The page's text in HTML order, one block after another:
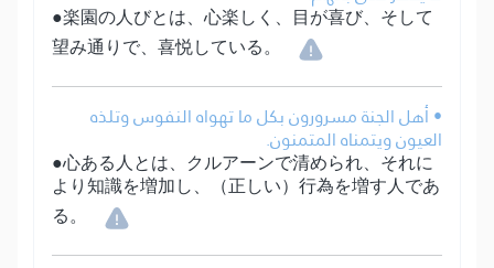
●楽園の人びとは、心楽しく、目が喜び、そして
望み通りで、喜悦している。
• أهل الجنة مسرورون بكل ما تهواه النفوس وتلذه
العيون ويتمناه المتمنون.
●心ある人とは、クルアーンで清められ、それに
より知識を増加し、（正しい）行為を増す人であ
る。